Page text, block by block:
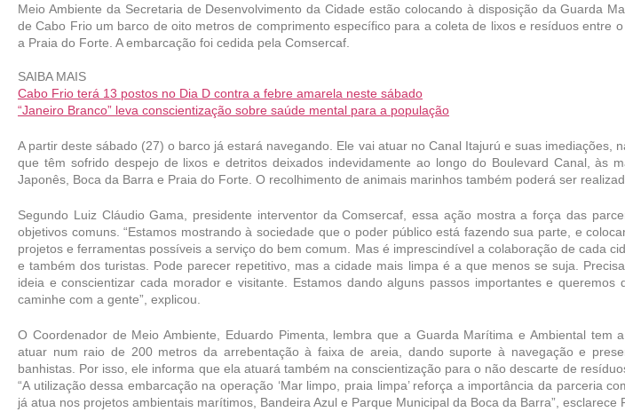
Meio Ambiente da Secretaria de Desenvolvimento da Cidade estão colocando à disposição da Guarda
de Cabo Frio um barco de oito metros de comprimento específico para a coleta de lixos e resíduos entre
a Praia do Forte. A embarcação foi cedida pela Comsercaf.
SAIBA MAIS
Cabo Frio terá 13 postos no Dia D contra a febre amarela neste sábado
“Janeiro Branco” leva conscientização sobre saúde mental para a população
A partir deste sábado (27) o barco já estará navegando. Ele vai atuar no Canal Itajurú e suas imediações,
que têm sofrido despejo de lixos e detritos deixados indevidamente ao longo do Boulevard Canal, às
Japonês, Boca da Barra e Praia do Forte. O recolhimento de animais marinhos também poderá ser
Segundo Luiz Cláudio Gama, presidente interventor da Comsercaf, essa ação mostra a força das
objetivos comuns. “Estamos mostrando à sociedade que o poder público está fazendo sua parte, e
projetos e ferramentas possíveis a serviço do bem comum. Mas é imprescindível a colaboração de cada
e também dos turistas. Pode parecer repetitivo, mas a cidade mais limpa é a que menos se suja.
ideia e conscientizar cada morador e visitante. Estamos dando alguns passos importantes e queremos
caminhe com a gente”, explicou.
O Coordenador de Meio Ambiente, Eduardo Pimenta, lembra que a Guarda Marítima e Ambiental tem
atuar num raio de 200 metros da arrebentação à faixa de areia, dando suporte à navegação e
banhistas. Por isso, ele informa que ela atuará também na conscientização para o não descarte de
“A utilização dessa embarcação na operação ‘Mar limpo, praia limpa’ reforça a importância da parceria
já atua nos projetos ambientais marítimos, Bandeira Azul e Parque Municipal da Boca da Barra”, esclarece